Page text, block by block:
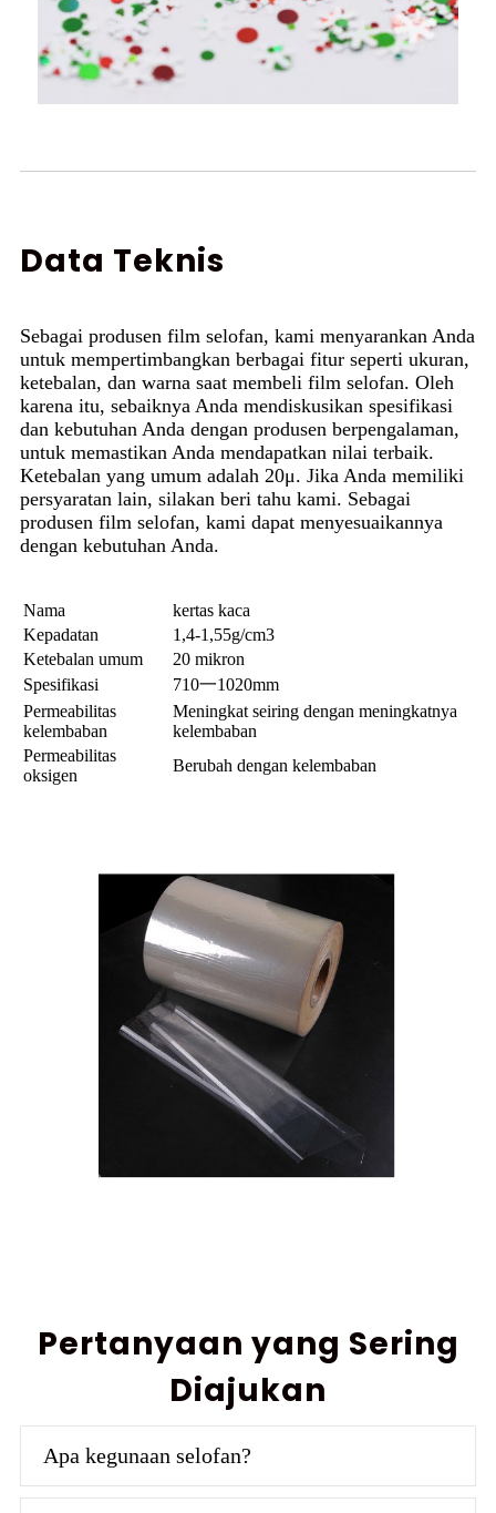
Data Teknis
Sebagai produsen film selofan, kami menyarankan Anda
untuk mempertimbangkan berbagai fitur seperti ukuran,
ketebalan, dan warna saat membeli film selofan. Oleh
karena itu, sebaiknya Anda mendiskusikan spesifikasi
dan kebutuhan Anda dengan produsen berpengalaman,
untuk memastikan Anda mendapatkan nilai terbaik.
Ketebalan yang umum adalah 20μ. Jika Anda memiliki
persyaratan lain, silakan beri tahu kami. Sebagai
produsen film selofan, kami dapat menyesuaikannya
dengan kebutuhan Anda.
Nama
kertas kaca
Kepadatan
1,4-1,55g/cm3
Ketebalan umum
20 mikron
Spesifikasi
710一1020mm
Permeabilitas
kelembaban
Meningkat seiring dengan meningkatnya
kelembaban
Permeabilitas
oksigen
Berubah dengan kelembaban
Pertanyaan yang Sering
Diajukan
Apa kegunaan selofan?